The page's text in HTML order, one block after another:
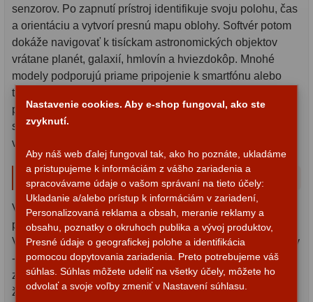
SWA (62°-78°)86
UWA (80°-98°)22
XWA (100°-120°)
Planetárne
ZOOM12
ED a Flat Field12
S mriežkou6
Ostatné30
Barlow65
Filtre181
Slnka
Pozorovanie
prírody
Montáž:
Azimutálna
Rovníková
Dobson
Bez
senzorov. Po zapnutí prístroj identifikuje svoju polohu, čas
a orientáciu a vytvorí presnú mapu oblohy. Softvér potom
dokáže navigovať k tisíckam astronomických objektov
vrátane planét, galaxií, hmlovín a hviezdokôp. Mnohé
modely podporujú priame pripojenie k smartfónu alebo
tabletu cez Wi-Fi alebo Bluetooth. Aplikácie poskytujú
podrobné informácie o každom pozorovanom objekte, čím
sa pozorovanie stáva nielen zábavným, ale aj
vzdelávacím zážitkom.
Prehľad modelov a ich využitie
V našej ponuke nájdete Smart ďalekohľady od
popredných svetových výrobcov ako Celestron, Unistellar,
Vaonis a ďalšie. Každý model je navrhnutý pre iné potreby
- od kompaktných prístrojov pre cestovanie až po výkonné
zariadenia pre astrofotografiu. Niektoré modely umožňujú
živý prenos obrazu priamo na displej telefónu, čo je
Nastavenie cookies. Aby e-shop fungoval, ako ste
zvyknutí.
Aby náš web ďalej fungoval tak, ako ho poznáte, ukladáme
a pristupujeme k informáciám z vášho zariadenia a
spracovávame údaje o vašom správaní na tieto účely:
Ukladanie a/alebo prístup k informáciám v zariadení,
Personalizovaná reklama a obsah, meranie reklamy a
obsahu, poznatky o okruhoch publika a vývoj produktov,
Presné údaje o geografickej polohe a identifikácia
pomocou dopytovania zariadenia. Preto potrebujeme váš
súhlas. Súhlas môžete udeliť na všetky účely, môžete ho
odvolať a svoje voľby zmeniť v Nastavení súhlasu.